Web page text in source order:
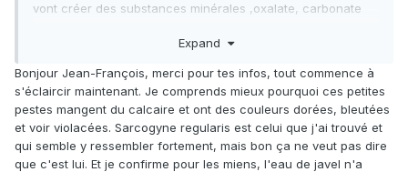
vont créer des substances minérales ,oxalate, carbonate
sidérophore . Ces substances minérales vont créer une
C'est le problème des pierres des monuments historiques,
et penser que de l'eau de javel suffit est illusoire.
Et pourquoi associer couleur irisée à pyrite?
Expand
Bonjour Jean-François, merci pour tes infos, tout commence à
s'éclaircir maintenant. Je comprends mieux pourquoi ces petites
pestes mangent du calcaire et ont des couleurs dorées, bleutées
et voir violacées. Sarcogyne regularis est celui que j'ai trouvé et
qui semble y ressembler fortement, mais bon ça ne veut pas dire
que c'est lui. Et je confirme pour les miens, l'eau de javel n'a